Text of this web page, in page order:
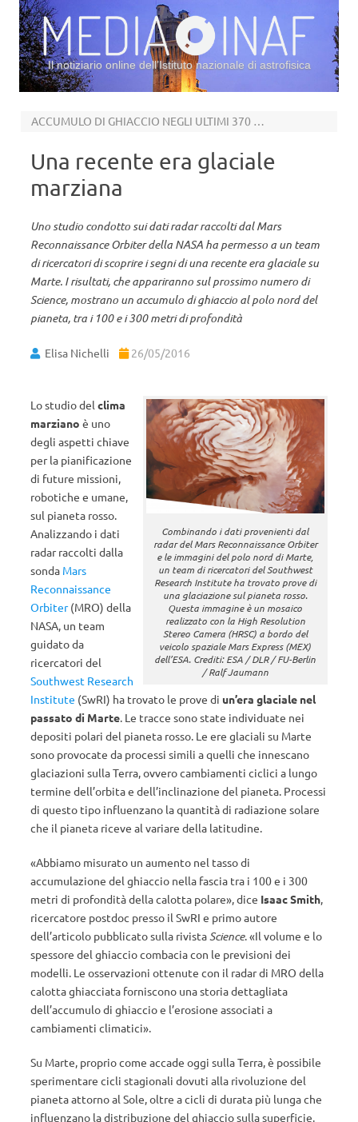
Il notiziario online dell’Istituto nazionale di astrofisica
ACCUMULO DI GHIACCIO NEGLI ULTIMI 370 MILA ANNI
Una recente era glaciale
marziana
Uno studio condotto sui dati radar raccolti dal Mars
Reconnaissance Orbiter della NASA ha permesso a un team
di ricercatori di scoprire i segni di una recente era glaciale su
Marte. I risultati, che appariranno sul prossimo numero di
Science, mostrano un accumulo di ghiaccio al polo nord del
pianeta, tra i 100 e i 300 metri di profondità
Elisa Nichelli 26/05/2016
Combinando i dati provenienti dal
radar del Mars Reconnaissance Orbiter
e le immagini del polo nord di Marte,
un team di ricercatori del Southwest
Research Institute ha trovato prove di
una glaciazione sul pianeta rosso.
Questa immagine è un mosaico
realizzato con la High Resolution
Stereo Camera (HRSC) a bordo del
veicolo spaziale Mars Express (MEX)
dell’ESA. Crediti: ESA / DLR / FU-Berlin
/ Ralf Jaumann
Lo studio del clima
marziano è uno
degli aspetti chiave
per la pianificazione
di future missioni,
robotiche e umane,
sul pianeta rosso.
Analizzando i dati
radar raccolti dalla
sonda Mars
Reconnaissance
Orbiter(MRO) della
NASA, un team
guidato da
ricercatori del
Southwest Research
Institute (SwRI) ha trovato le prove di un’era glaciale nel
passato di Marte. Le tracce sono state individuate nei
depositi polari del pianeta rosso. Le ere glaciali su Marte
sono provocate da processi simili a quelli che innescano
glaciazioni sulla Terra, ovvero cambiamenti ciclici a lungo
termine dell’orbita e dell’inclinazione del pianeta. Processi
di questo tipo influenzano la quantità di radiazione solare
che il pianeta riceve al variare della latitudine.
«Abbiamo misurato un aumento nel tasso di
accumulazione del ghiaccio nella fascia tra i 100 e i 300
metri di profondità della calotta polare», dice Isaac Smith,
ricercatore postdoc presso il SwRI e primo autore
dell’articolo pubblicato sulla rivistaScience. «Il volume e lo
spessore del ghiaccio combacia con le previsioni dei
modelli. Le osservazioni ottenute con il radar di MRO della
calotta ghiacciata forniscono una storia dettagliata
dell’accumulo di ghiaccio e l’erosione associati a
cambiamenti climatici».
Su Marte, proprio come accade oggi sulla Terra, è possibile
sperimentare cicli stagionali dovuti alla rivoluzione del
pianeta attorno al Sole, oltre a cicli di durata più lunga che
influenzano la distribuzione del ghiaccio sulla superficie.